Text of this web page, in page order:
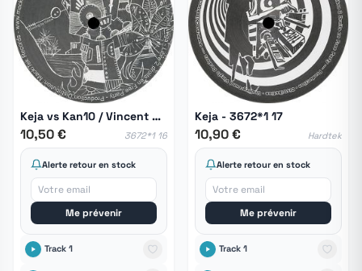
Keja vs Kan10 / Vincent Vega
10,50 € 3672*1 16
Alerte retour en stock
Me prévenir
Track 1
Keja - 3672*1 17
10,90 € Hardtek
Alerte retour en stock
Me prévenir
Track 1